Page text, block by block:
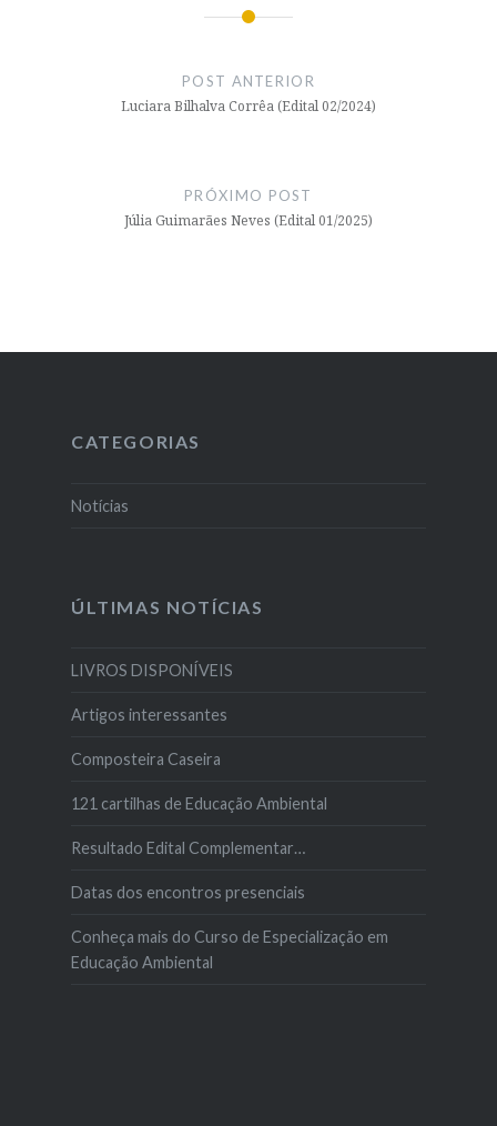
POST ANTERIOR
Luciara Bilhalva Corrêa (Edital 02/2024)
PRÓXIMO POST
Júlia Guimarães Neves (Edital 01/2025)
CATEGORIAS
Notícias
ÚLTIMAS NOTÍCIAS
LIVROS DISPONÍVEIS
Artigos interessantes
Composteira Caseira
121 cartilhas de Educação Ambiental
Resultado Edital Complementar…
Datas dos encontros presenciais
Conheça mais do Curso de Especialização em
Educação Ambiental